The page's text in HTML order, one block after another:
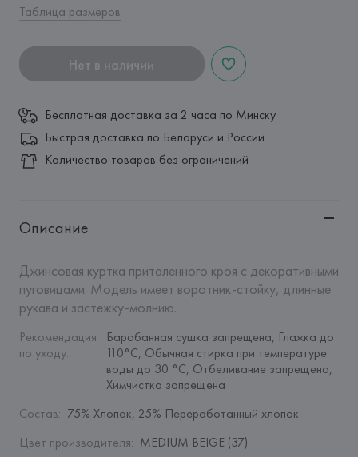
Таблица размеров
Нет в наличии
Бесплатная доставка за 2 часа по Минску
Быстрая доставка по Беларуси и России
Количество товаров без ограничений
Описание
Джинсовая куртка приталенного кроя с декоративными
пуговицами. Модель имеет воротник-стойку, длинные
рукава и застежку-молнию.
Рекомендация
по уходу:
Барабанная сушка запрещена, Глажка до
110°C, Обычная стирка при температуре
воды до 30 °C, Отбеливание запрещено,
Химчистка запрещена
Состав: 75% Хлопок, 25% Переработанный хлопок
Цвет производителя: MEDIUM BEIGE (37)